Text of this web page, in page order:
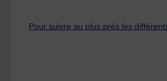
Pour suivre au plus près les